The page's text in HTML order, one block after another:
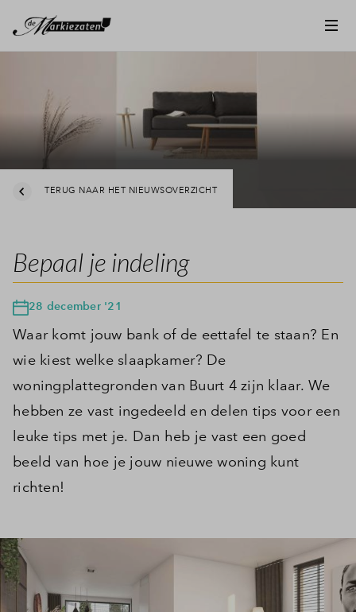
TERUG NAAR HET NIEUWSOVERZICHT
Bepaal je indeling
28 december '21
Waar komt jouw bank of de eettafel te staan? En
wie kiest welke slaapkamer? De
woningplattegronden van Buurt 4 zijn klaar. We
hebben ze vast ingedeeld en delen tips voor een
leuke tips met je. Dan heb je vast een goed
beeld van hoe je jouw nieuwe woning kunt
richten!